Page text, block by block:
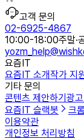
고객 문의
02-6925-4867
10:00-18:00주말·
요즘IT
요즘IT 소개작가 지
기타 문의
콘텐츠 제안하기 광
요즘IT 슬랙봇
크
이용약관
개인정보 처리방침